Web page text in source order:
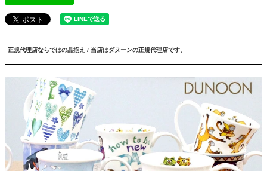
正規代理店ならではの品揃え / 当店はダヌーンの正規代理店です。